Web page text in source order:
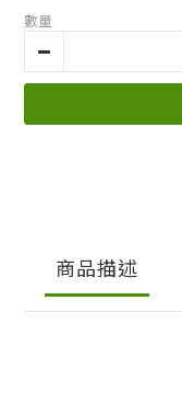
數量
商品描述